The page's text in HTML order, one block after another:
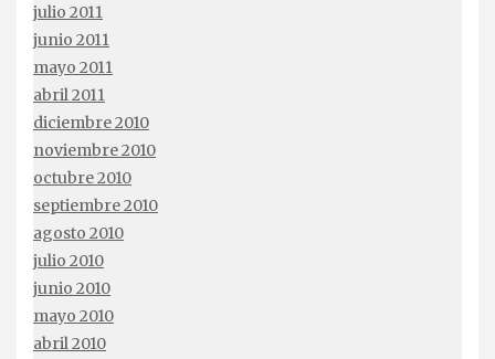
julio 2011
junio 2011
mayo 2011
abril 2011
diciembre 2010
noviembre 2010
octubre 2010
septiembre 2010
agosto 2010
julio 2010
junio 2010
mayo 2010
abril 2010